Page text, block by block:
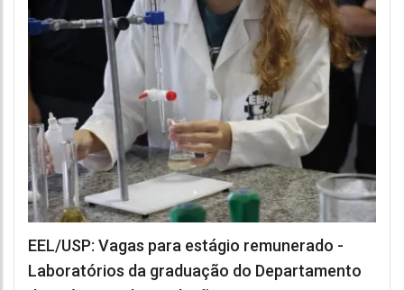
EEL/USP: Vagas para estágio remunerado -
Laboratórios da graduação do Departamento